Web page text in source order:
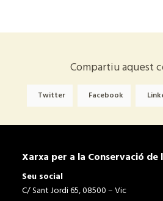
Compartiu aquest
Twitter Facebook
Xarxa per a la Conservació de
Seu social
C/ Sant Jordi 65, 08500 – Vic